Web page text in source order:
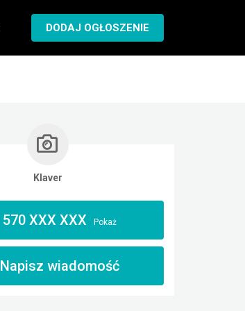
DODAJ OGŁOSZENIE
Klaver
570 XXX XXX Pokaż
Napisz wiadomość